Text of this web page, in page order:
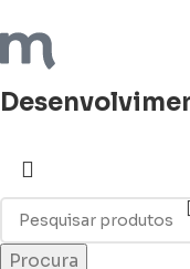
Procura